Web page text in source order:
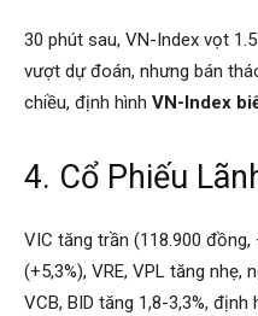
30 phút sau, VN-Index vọt
vượt dự đoán, nhưng bán
chiều, định hình VN-Index
4. Cổ Phiếu
VIC tăng trần (118.900
(+5,3%), VRE, VPL tăng nhẹ,
VCB, BID tăng 1,8-3,3%, định